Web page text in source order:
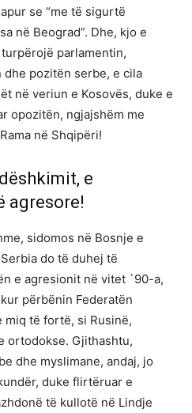
se “me të sigurtë
në Beograd”. Dhe, kjo e
parlamentin,
pozitën serbe, e cila
në veriun e Kosovës, duke e
opozitën, ngjajshëm me
në Shqipëri!
e
agresore!
sidomos në Bosnje e
do të duhej të
e agresionit në vitet `90-a,
përbënin Federatën
miq të fortë, si Rusinë,
ortodokse. Gjithashtu,
dhe myslimane, andaj, jo
duke flirtëruar e
të kullotë në Lindje